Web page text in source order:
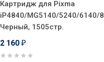
Картридж для Pixma
iP4840/MG5140/5240/6140/
Черный, 1505стр.
2 160 ₽